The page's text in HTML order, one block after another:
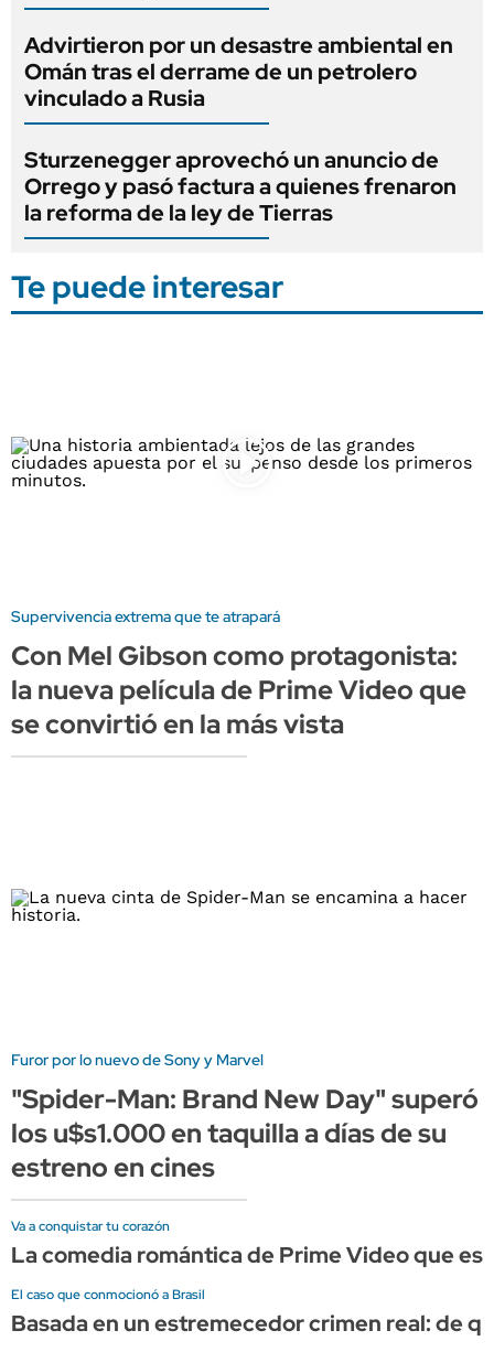
Advirtieron por un desastre ambiental en
Omán tras el derrame de un petrolero
vinculado a Rusia
Sturzenegger aprovechó un anuncio de
Orrego y pasó factura a quienes frenaron
la reforma de la ley de Tierras
Te puede interesar
Supervivencia extrema que te atrapará
Con Mel Gibson como protagonista:
la nueva película de Prime Video que
se convirtió en la más vista
Furor por lo nuevo de Sony y Marvel
"Spider-Man: Brand New Day" superó
los u$s1.000 en taquilla a días de su
estreno en cines
Va a conquistar tu corazón
La comedia romántica de Prime Video que
El caso que conmocionó a Brasil
Basada en un estremecedor crimen real: de